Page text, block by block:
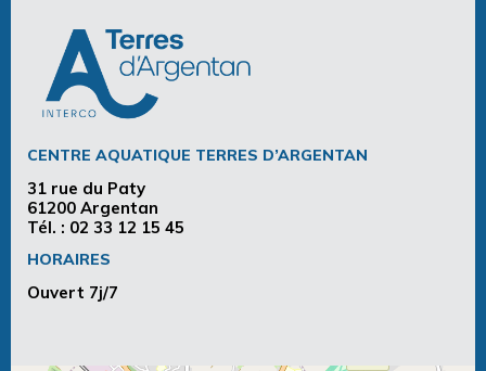
CENTRE AQUATIQUE TERRES D’ARGENTAN
31 rue du Paty
61200 Argentan
Tél. : 02 33 12 15 45
HORAIRES
Ouvert 7j/7